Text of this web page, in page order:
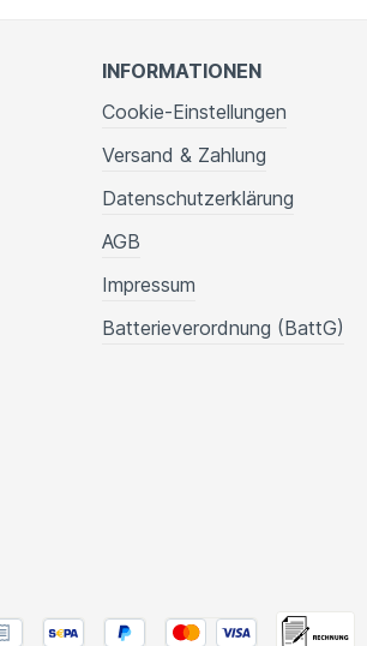
INFORMATIONEN
Cookie-Einstellungen
Versand & Zahlung
Datenschutzerklärung
AGB
Impressum
Batterieverordnung (BattG)